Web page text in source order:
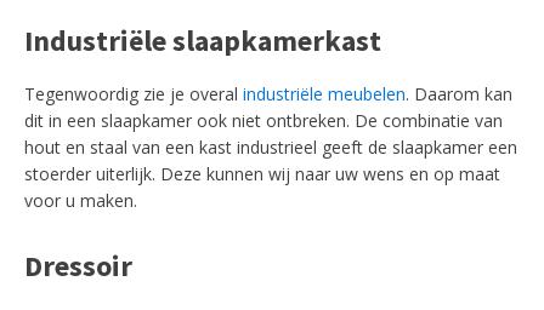
Industriële slaapkamerkast
Tegenwoordig zie je overal industriële meubelen. Daarom kan
dit in een slaapkamer ook niet ontbreken. De combinatie van
hout en staal van een kast industrieel geeft de slaapkamer een
stoerder uiterlijk. Deze kunnen wij naar uw wens en op maat
voor u maken.
Dressoir